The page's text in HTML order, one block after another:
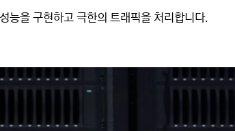
을 구현하고 극한의 트래픽을 처리합니다.